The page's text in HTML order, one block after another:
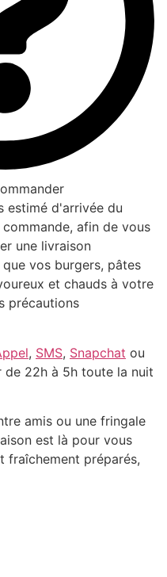
estimé d'arrivée du
afin de vous
une livraison
vos burgers, pâtes
et chauds à votre
précautions
, SMS, Snapchat ou
22h à 5h toute la nuit
amis ou une fringale
est là pour vous
fraîchement préparés,